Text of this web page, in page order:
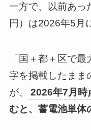
一方で、以前あっ
円）は2026年5月
「国＋都＋区で
字を掲載したまま
が、
2026年7月時
むと、蓄電池単体